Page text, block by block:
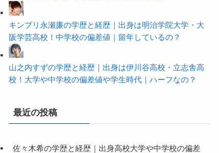
キンプリ永瀬廉の学歴と経歴｜出身は明治学院大学・大
阪学芸高校！中学校の偏差値｜留年しているの？
山之内すずの学歴と経歴｜出身は伊川谷高校・立志舎高
校！大学や中学校の偏差値や学生時代｜ハーフなの？
最近の投稿
佐々木希の学歴と経歴｜出身高校大学や中学校の偏差